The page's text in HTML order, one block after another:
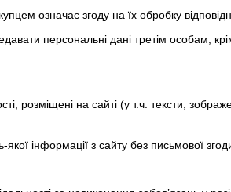
означає згоду на їх обробку
персональні дані третім особам,
розміщені на сайті (у т.ч. тексти,
інформації з сайту без письмової